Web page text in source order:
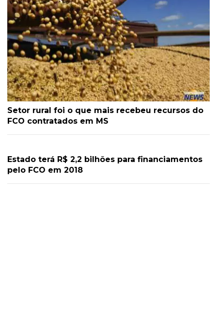
Setor rural foi o que mais recebeu recursos do
FCO contratados em MS
Estado terá R$ 2,2 bilhões para financiamentos
pelo FCO em 2018